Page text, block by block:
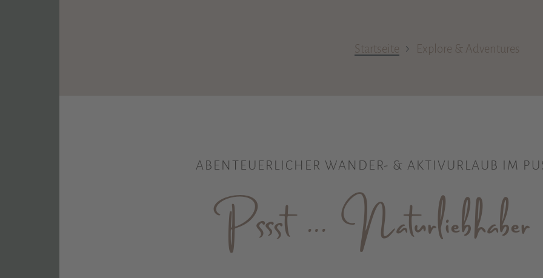
Startseite › Explore & Adventures
ABENTEUERLICHER WANDER- & AKTIVURLAUB IM
Pssst … Naturliebhaber